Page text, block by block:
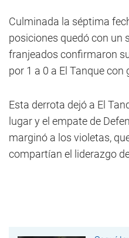
Culminada la séptima
posiciones quedó con un
franjeados confirmaron
por 1 a 0 a El Tanque
Esta derrota dejó a El
lugar y el empate de
marginó a los violetas,
compartían el liderazgo